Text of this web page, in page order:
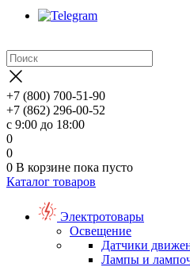
+7 (800) 700-51-90
+7 (862) 296-00-52
с 9:00 до 18:00
0
0
0 В корзине пока пусто
Каталог товаров
Электротовары
Освещение
Датчики
Лампы и